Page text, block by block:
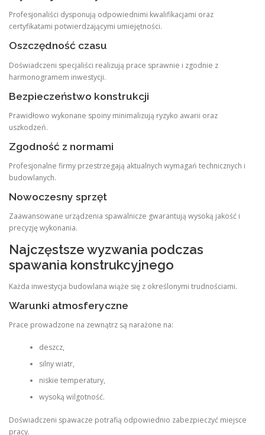
Profesjonaliści dysponują odpowiednimi kwalifikacjami oraz
certyfikatami potwierdzającymi umiejętności.
Oszczędność czasu
Doświadczeni specjaliści realizują prace sprawnie i zgodnie z
harmonogramem inwestycji.
Bezpieczeństwo konstrukcji
Prawidłowo wykonane spoiny minimalizują ryzyko awarii oraz
uszkodzeń.
Zgodność z normami
Profesjonalne firmy przestrzegają aktualnych wymagań technicznych i
budowlanych.
Nowoczesny sprzęt
Zaawansowane urządzenia spawalnicze gwarantują wysoką jakość i
precyzję wykonania.
Najczęstsze wyzwania podczas
spawania konstrukcyjnego
Każda inwestycja budowlana wiąże się z określonymi trudnościami.
Warunki atmosferyczne
Prace prowadzone na zewnątrz są narażone na:
deszcz,
silny wiatr,
niskie temperatury,
wysoką wilgotność.
Doświadczeni spawacze potrafią odpowiednio zabezpieczyć miejsce
pracy.